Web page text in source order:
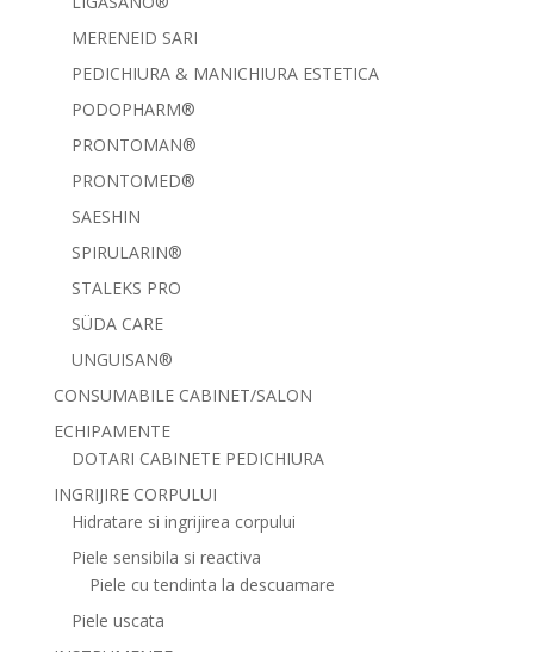
MERENEID SARI
PEDICHIURA & MANICHIURA ESTETICA
PODOPHARM®
PRONTOMAN®
PRONTOMED®
SAESHIN
SPIRULARIN®
STALEKS PRO
SÜDA CARE
UNGUISAN®
CONSUMABILE CABINET/SALON
ECHIPAMENTE
DOTARI CABINETE PEDICHIURA
INGRIJIRE CORPULUI
Hidratare si ingrijirea corpului
Piele sensibila si reactiva
Piele cu tendinta la descuamare
Piele uscata